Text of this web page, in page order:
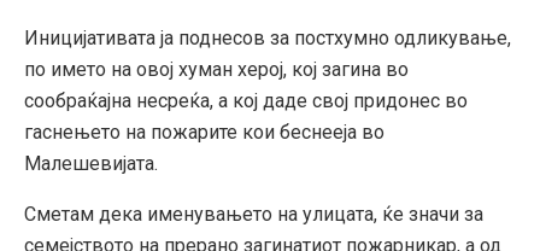
Иницијативата ја поднесов за постхумно одликување,
по името на овој хуман херој, кој загина во
сообраќајна несреќа, а кој даде свој придонес во
гаснењето на пожарите кои беснееја во
Малешевијата.
Сметам дека именувањето на улицата, ќе значи за
семејството на прерано загинатиот пожарникар, а од